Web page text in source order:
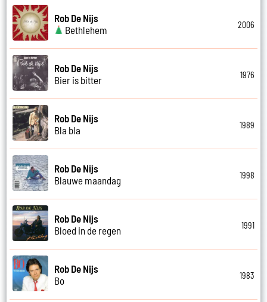
Rob De Nijs
Bethlehem
2006
Rob De Nijs
Bier is bitter
1976
Rob De Nijs
Bla bla
1989
Rob De Nijs
Blauwe maandag
1998
Rob De Nijs
Bloed in de regen
1991
Rob De Nijs
Bo
1983